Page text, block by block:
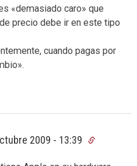
«demasiado caro» que
precio debe ir en este tipo
cuando pagas por
2009 - 13:39